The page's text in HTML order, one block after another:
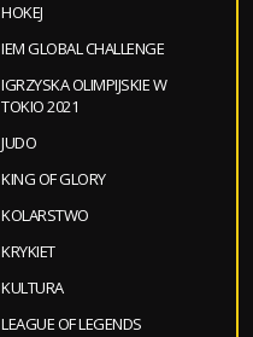
HOKEJ
IEM GLOBAL CHALLENGE
IGRZYSKA OLIMPIJSKIE W
TOKIO 2021
JUDO
KING OF GLORY
KOLARSTWO
KRYKIET
KULTURA
LEAGUE OF LEGENDS